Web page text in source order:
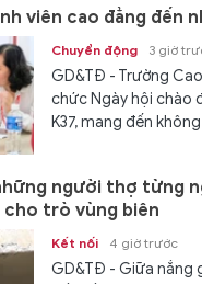
viên cao đẳng đến
Chuyển động 3 giờ
GD&TĐ - Trường
chức Ngày hội chào
K37, mang đến
người thợ từng
trò vùng biên
Kết nối 4 giờ trước
GD&TĐ - Giữa nắng